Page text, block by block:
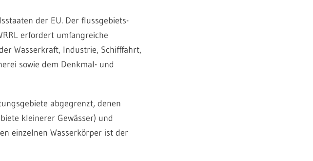
der EU. Der flussgebiets-
erfordert umfangreiche
Wasserkraft, Industrie, Schifffahrt,
sowie dem Denkmal- und
abgegrenzt, denen
kleinerer Gewässer) und
einzelnen Wasserkörper ist der